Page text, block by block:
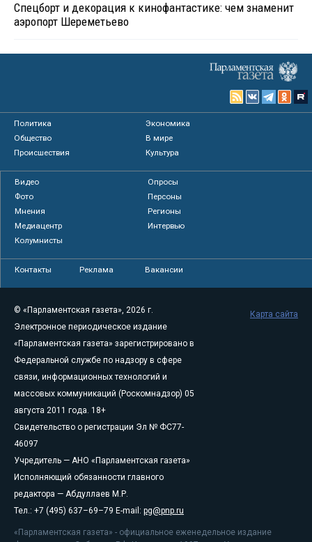
Спецборт и декорация к кинофантастике: чем знаменит
аэропорт Шереметьево
Политика
Экономика
Общество
В мире
Происшествия
Культура
Видео
Опросы
Фото
Персоны
Мнения
Регионы
Медиацентр
Интервью
Колумнисты
Контакты Реклама Вакансии
© «Парламентская газета», 2026 г.
Электронное периодическое издание
«Парламентская газета» зарегистрировано в
Федеральной службе по надзору в сфере
связи, информационных технологий и
массовых коммуникаций (Роскомнадзор) 05
августа 2011 года. 18+
Свидетельство о регистрации Эл № ФС77-
46097
Учредитель — АНО «Парламентская газета»
Исполняющий обязанности главного
редактора — Абдуллаев М.Р.
Тел.: +7 (495) 637–69–79 E-mail: pg@pnp.ru
«Парламентская газета» - официальное еженедельное издание
Карта сайта